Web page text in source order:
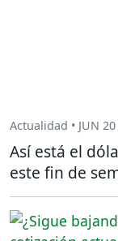
Actualidad • JUN
Así está el
este fin de